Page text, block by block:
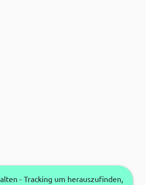
- Tracking um herauszufinden,